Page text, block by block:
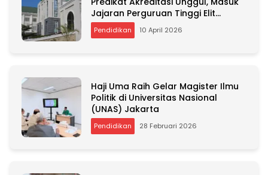
Jajaran Perguruan Tinggi Elit
Nasional
Pendidikan 10 April 2026
Haji Uma Raih Gelar Magister Ilmu
Politik di Universitas Nasional
(UNAS) Jakarta
Pendidikan 28 Februari 2026